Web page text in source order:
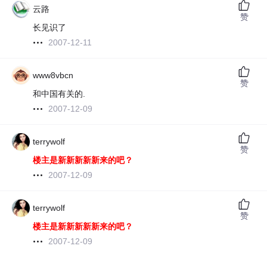
云路
长见识了
2007-12-11
赞
www8vbcn
和中国有关的.
2007-12-09
赞
terrywolf
楼主是新新新新新来的吧？
2007-12-09
赞
terrywolf
楼主是新新新新新来的吧？
2007-12-09
赞